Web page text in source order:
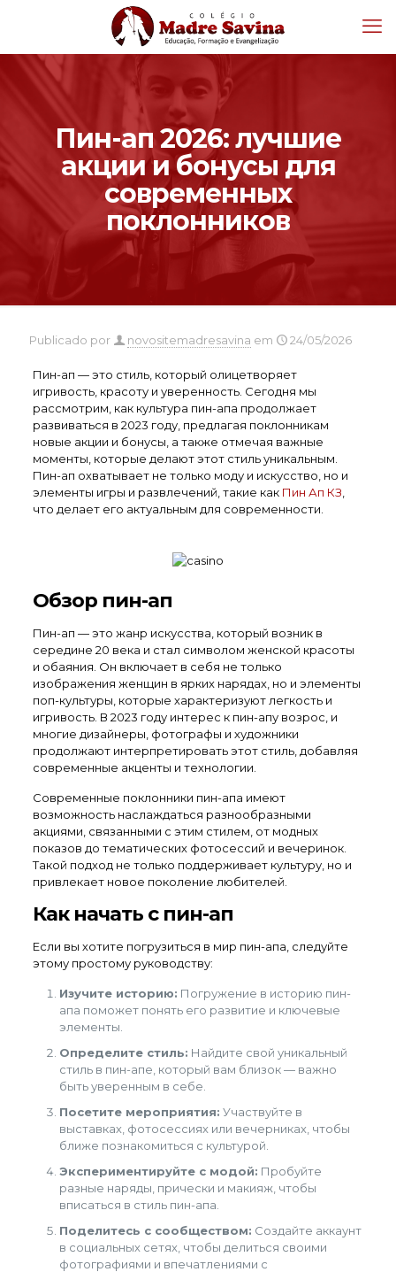
Пин-ап 2026: лучшие
акции и бонусы для
современных
поклонников
Publicado por novositemadresavina em 24/05/2026
Пин-ап — это стиль, который олицетворяет
игривость, красоту и уверенность. Сегодня мы
рассмотрим, как культура пин-апа продолжает
развиваться в 2023 году, предлагая поклонникам
новые акции и бонусы, а также отмечая важные
моменты, которые делают этот стиль уникальным.
Пин-ап охватывает не только моду и искусство, но и
элементы игры и развлечений, такие как Пин Ап КЗ
что делает его актуальным для современности.
Обзор пин-ап
Пин-ап — это жанр искусства, который возник в
середине 20 века и стал символом женской красоты
и обаяния. Он включает в себя не только
изображения женщин в ярких нарядах, но и элементы
поп-культуры, которые характеризуют легкость и
игривость. В 2023 году интерес к пин-апу возрос, и
многие дизайнеры, фотографы и художники
продолжают интерпретировать этот стиль, добавляя
современные акценты и технологии.
Современные поклонники пин-апа имеют
возможность наслаждаться разнообразными
акциями, связанными с этим стилем, от модных
показов до тематических фотосессий и вечеринок.
Такой подход не только поддерживает культуру, но и
привлекает новое поколение любителей.
Как начать с пин-ап
Если вы хотите погрузиться в мир пин-апа, следуйте
этому простому руководству:
Изучите историю: Погружение в историю пин-
апа поможет понять его развитие и ключевые
элементы.
Определите стиль: Найдите свой уникальный
стиль в пин-апе, который вам близок — важно
быть уверенным в себе.
Посетите мероприятия: Участвуйте в
выставках, фотосессиях или вечерниках, чтобы
ближе познакомиться с культурой.
Экспериментируйте с модой: Пробуйте
разные наряды, прически и макияж, чтобы
вписаться в стиль пин-апа.
Поделитесь с сообществом: Создайте аккаунт
в социальных сетях, чтобы делиться своими
фотографиями и впечатлениями с